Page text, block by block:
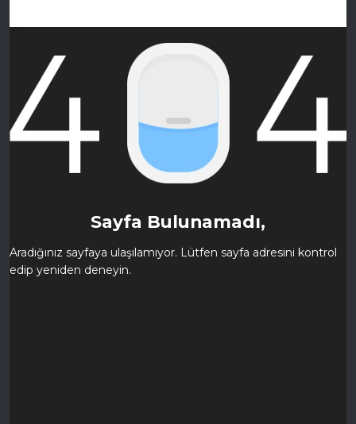
Sayfa Bulunamadı,
Aradığınız sayfaya ulaşılamıyor. Lütfen sayfa adresini kontrol
edip yeniden deneyin.